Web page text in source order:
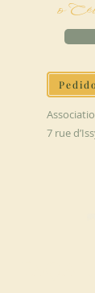
o
7 rue